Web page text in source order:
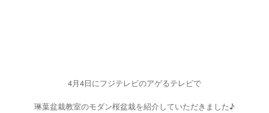
4月4日にフジテレビのアゲるテレビで
琳葉盆栽教室のモダン桜盆栽を紹介していただきました♪